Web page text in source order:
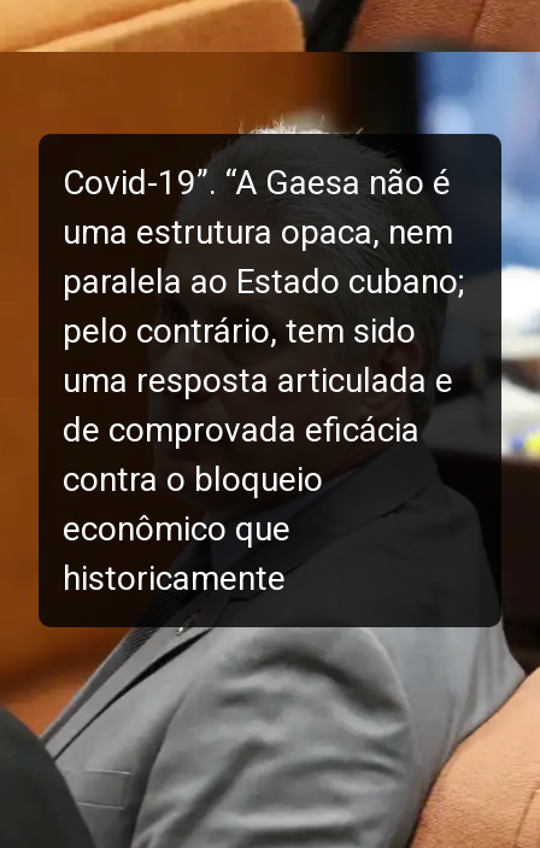
Covid-19”. “A Gaesa não é
uma estrutura opaca, nem
paralela ao Estado cubano;
pelo contrário, tem sido
uma resposta articulada e
de comprovada eficácia
contra o bloqueio
econômico que
historicamente